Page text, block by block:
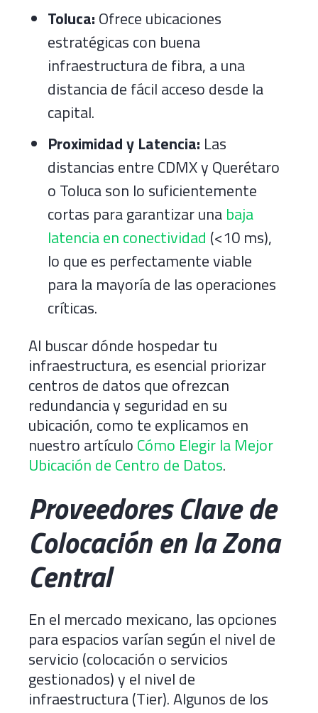
Toluca: Ofrece ubicaciones
estratégicas con buena
infraestructura de fibra, a una
distancia de fácil acceso desde la
capital.
Proximidad y Latencia: Las
distancias entre CDMX y Querétaro
o Toluca son lo suficientemente
cortas para garantizar una baja
latencia en conectividad (<10 ms),
lo que es perfectamente viable
para la mayoría de las operaciones
críticas.
Al buscar dónde hospedar tu
infraestructura, es esencial priorizar
centros de datos que ofrezcan
redundancia y seguridad en su
ubicación, como te explicamos en
nuestro artículo Cómo Elegir la Mejor
Ubicación de Centro de Datos.
Proveedores Clave de
Colocación en la Zona
Central
En el mercado mexicano, las opciones
para espacios varían según el nivel de
servicio (colocación o servicios
gestionados) y el nivel de
infraestructura (Tier). Algunos de los